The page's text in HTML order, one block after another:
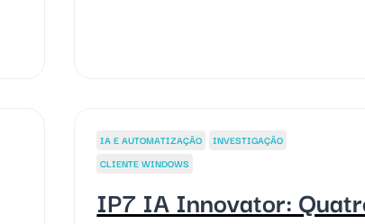
IA E AUTOMATIZAÇÃO
INVESTIGAÇÃO
CLIENTE WINDOWS
IP7 IA Innovator: